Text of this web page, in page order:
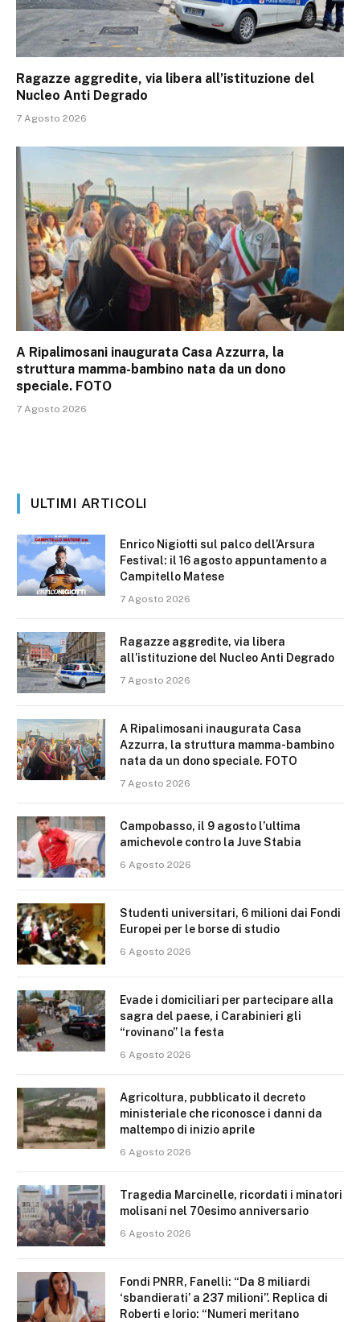
Ragazze aggredite, via libera all’istituzione del
Nucleo Anti Degrado
7 Agosto 2026
A Ripalimosani inaugurata Casa Azzurra, la
struttura mamma-bambino nata da un dono
speciale. FOTO
7 Agosto 2026
ULTIMI ARTICOLI
Enrico Nigiotti sul palco dell’Arsura
Festival: il 16 agosto appuntamento a
Campitello Matese
7 Agosto 2026
Ragazze aggredite, via libera
all’istituzione del Nucleo Anti Degrado
7 Agosto 2026
A Ripalimosani inaugurata Casa
Azzurra, la struttura mamma-bambino
nata da un dono speciale. FOTO
7 Agosto 2026
Campobasso, il 9 agosto l’ultima
amichevole contro la Juve Stabia
6 Agosto 2026
Studenti universitari, 6 milioni dai Fondi
Europei per le borse di studio
6 Agosto 2026
Evade i domiciliari per partecipare alla
sagra del paese, i Carabinieri gli
“rovinano” la festa
6 Agosto 2026
Agricoltura, pubblicato il decreto
ministeriale che riconosce i danni da
maltempo di inizio aprile
6 Agosto 2026
Tragedia Marcinelle, ricordati i minatori
molisani nel 70esimo anniversario
6 Agosto 2026
Fondi PNRR, Fanelli: “Da 8 miliardi
‘sbandierati’ a 237 milioni”. Replica di
Roberti e Iorio: “Numeri meritano